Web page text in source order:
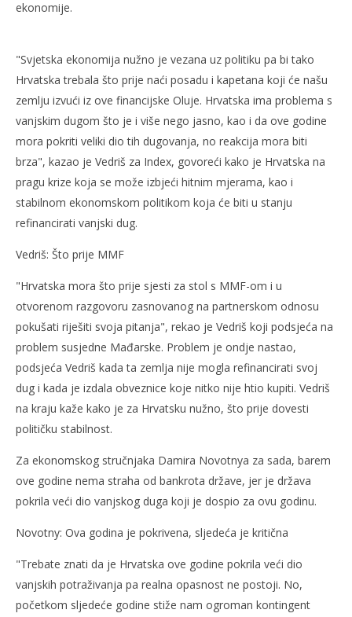
ekonomije.
"Svjetska ekonomija nužno je vezana uz politiku pa bi tako
Hrvatska trebala što prije naći posadu i kapetana koji će našu
zemlju izvući iz ove financijske Oluje. Hrvatska ima problema s
vanjskim dugom što je i više nego jasno, kao i da ove godine
mora pokriti veliki dio tih dugovanja, no reakcija mora biti
brza", kazao je Vedriš za Index, govoreći kako je Hrvatska na
pragu krize koja se može izbjeći hitnim mjerama, kao i
stabilnom ekonomskom politikom koja će biti u stanju
refinancirati vanjski dug.
Vedriš: Što prije MMF
"Hrvatska mora što prije sjesti za stol s MMF-om i u
otvorenom razgovoru zasnovanog na partnerskom odnosu
pokušati riješiti svoja pitanja", rekao je Vedriš koji podsjeća na
problem susjedne Mađarske. Problem je ondje nastao,
podsjeća Vedriš kada ta zemlja nije mogla refinancirati svoj
dug i kada je izdala obveznice koje nitko nije htio kupiti. Vedriš
na kraju kaže kako je za Hrvatsku nužno, što prije dovesti
političku stabilnost.
Za ekonomskog stručnjaka Damira Novotnya za sada, barem
ove godine nema straha od bankrota države, jer je država
pokrila veći dio vanjskog duga koji je dospio za ovu godinu.
Novotny: Ova godina je pokrivena, sljedeća je kritična
"Trebate znati da je Hrvatska ove godine pokrila veći dio
vanjskih potraživanja pa realna opasnost ne postoji. No,
početkom sljedeće godine stiže nam ogroman kontingent